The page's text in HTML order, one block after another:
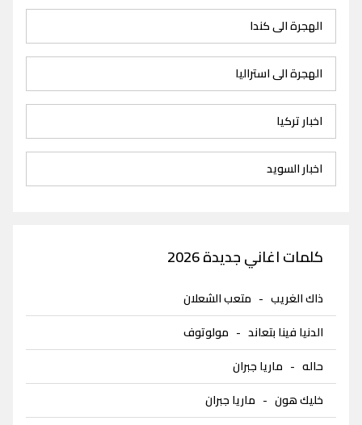
الهجرة الى كندا
الهجرة الى استراليا
اخبار تركيا
اخبار السويد
كلمات اغاني جديدة 2026
ذاك الغريب - متعب الشعلان
الدنيا فينا بتعاند - مولوتوف
حاله - ماريا جبران
خليك هون - ماريا جبران